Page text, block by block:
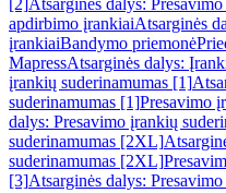
[2]Atsarginės dalys:
apdirbimo įrankiaiAtsarginės
įrankiaiBandymo priemonė
MapressAtsarginės dalys:
įrankių suderinamumas [1]
suderinamumas [1]Presavimo
dalys: Presavimo įrankių
suderinamumas [2XL]
suderinamumas [2XL]
[3]Atsarginės dalys: